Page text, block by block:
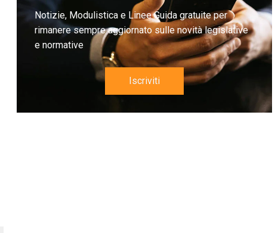
Notizie, Modulistica e Linee Guida gratuite per
rimanere sempre aggiornato sulle novità legislative
e normative
Iscriviti